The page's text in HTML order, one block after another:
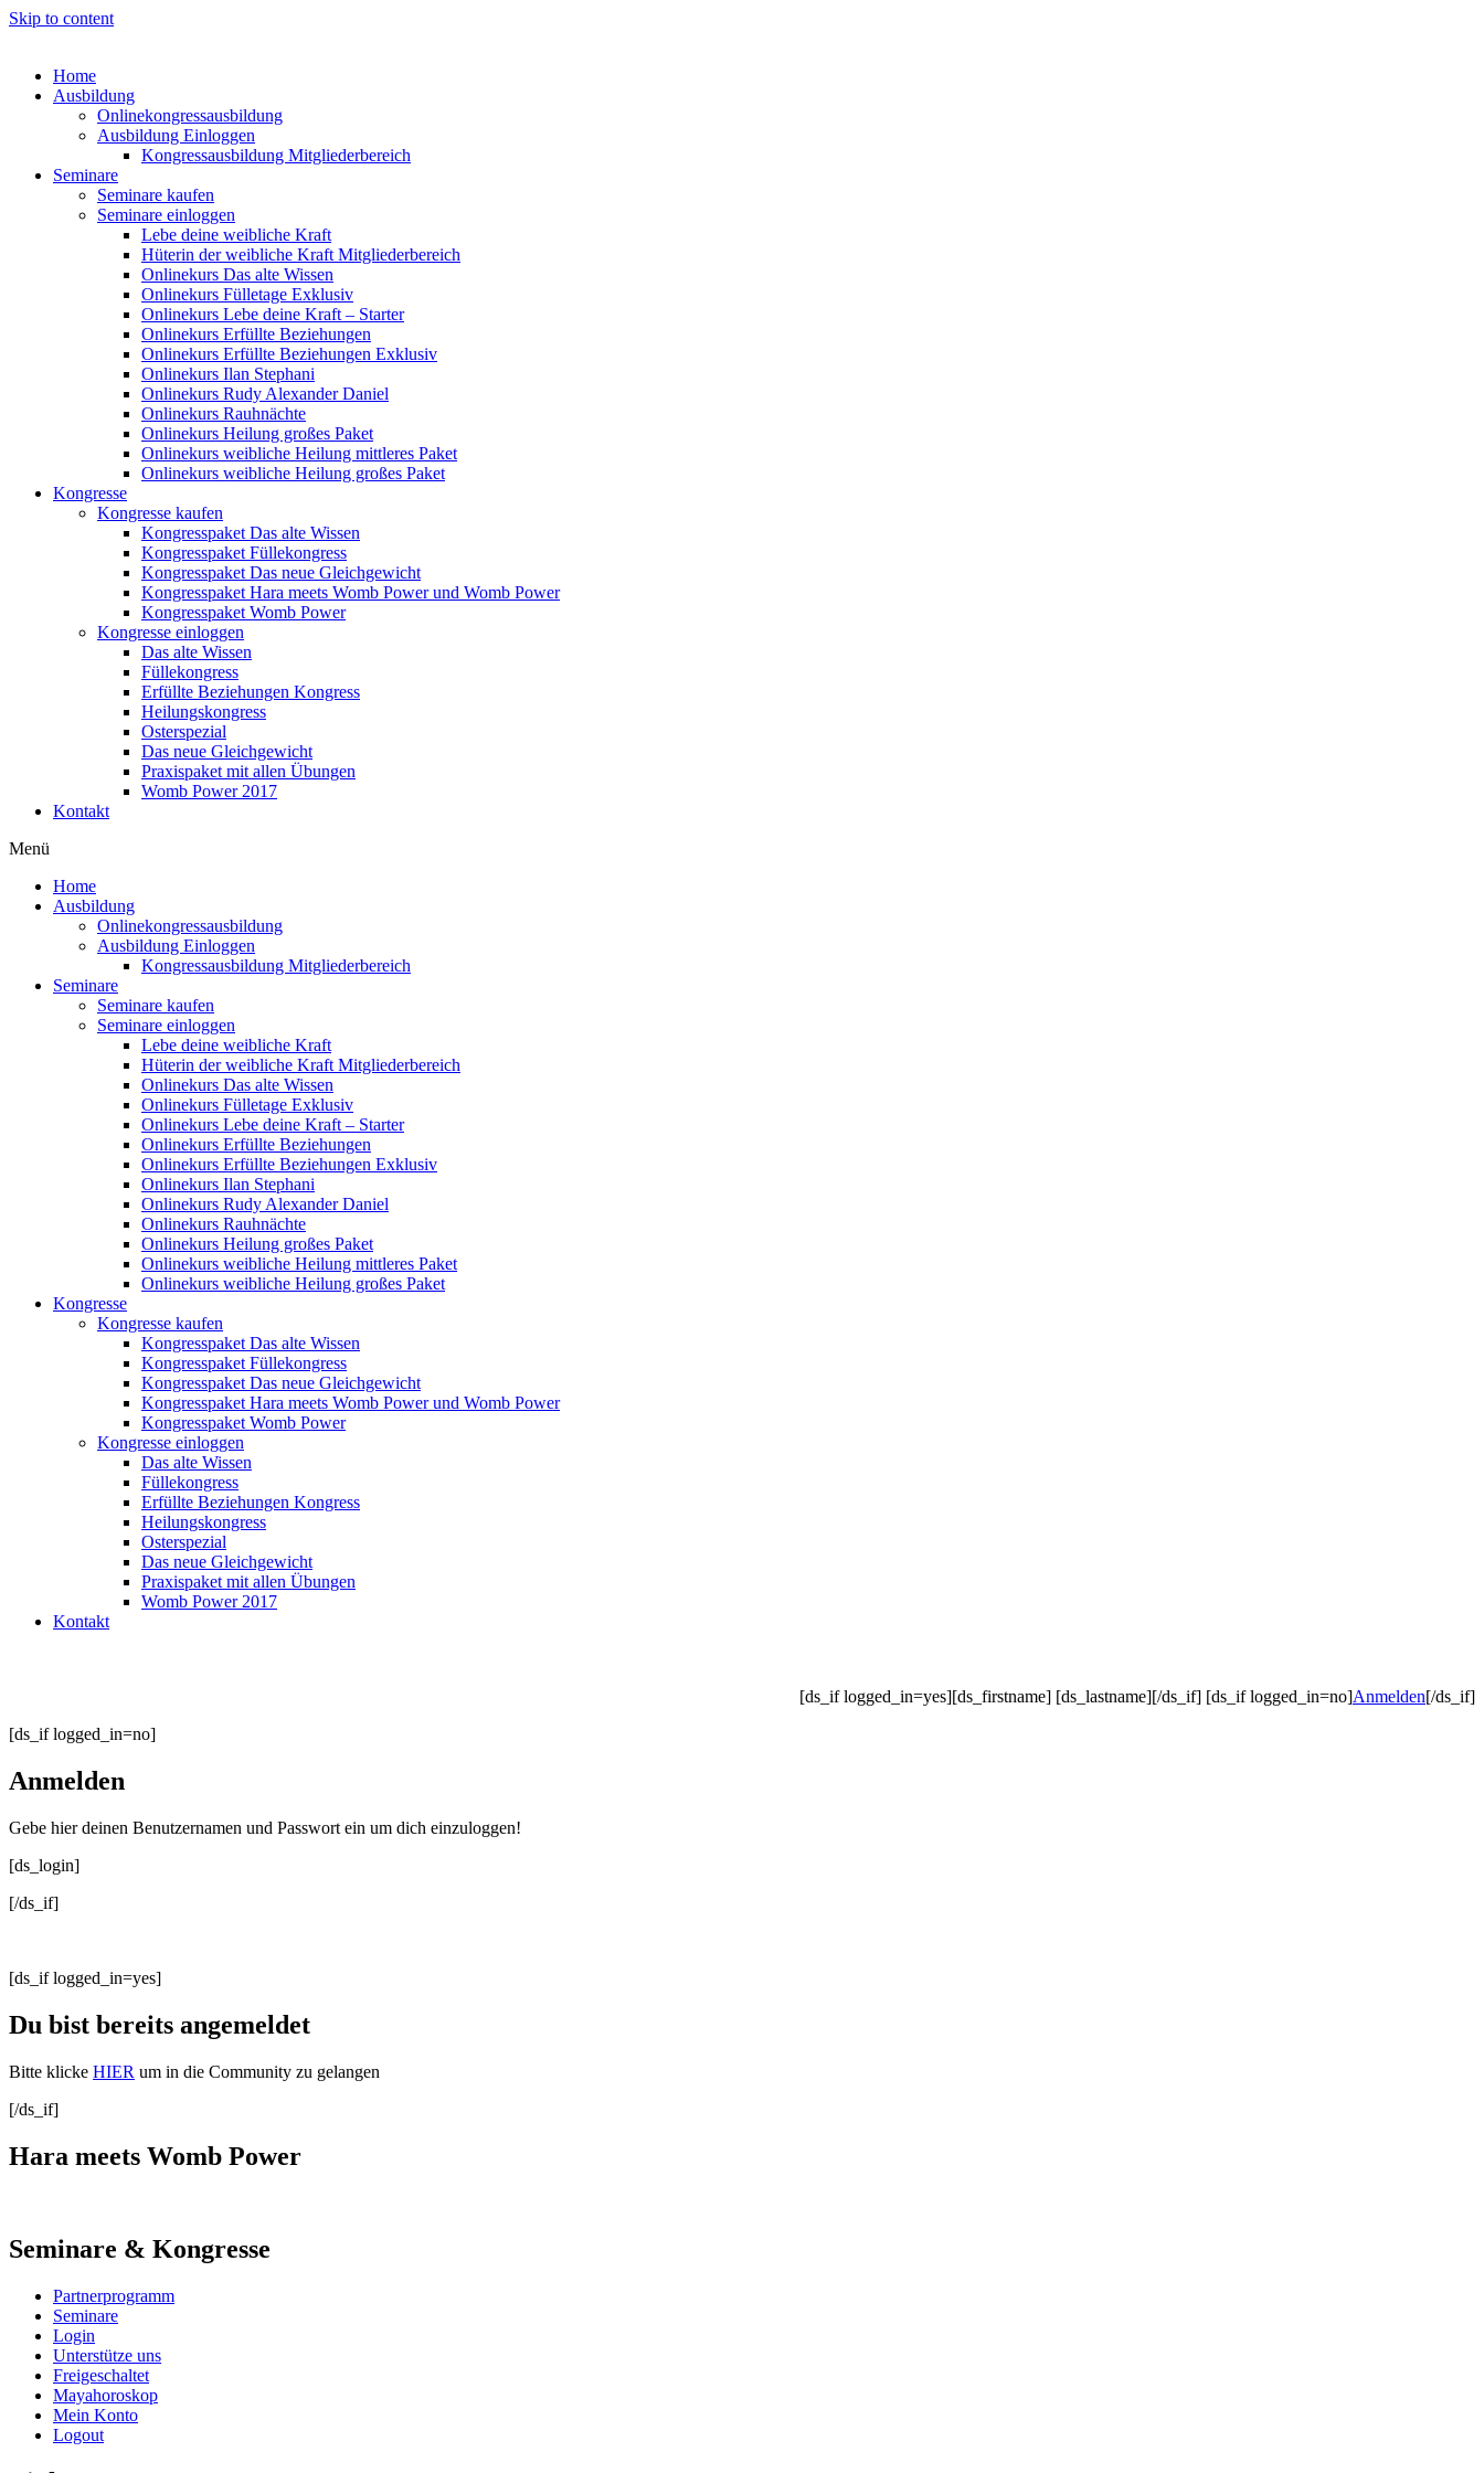
Skip to content
Home
Ausbildung
Onlinekongressausbildung
Ausbildung Einloggen
Kongressausbildung Mitgliederbereich
Seminare
Seminare kaufen
Seminare einloggen
Lebe deine weibliche Kraft
Hüterin der weibliche Kraft Mitgliederbereich
Onlinekurs Das alte Wissen
Onlinekurs Fülletage Exklusiv
Onlinekurs Lebe deine Kraft – Starter
Onlinekurs Erfüllte Beziehungen
Onlinekurs Erfüllte Beziehungen Exklusiv
Onlinekurs Ilan Stephani
Onlinekurs Rudy Alexander Daniel
Onlinekurs Rauhnächte
Onlinekurs Heilung großes Paket
Onlinekurs weibliche Heilung mittleres Paket
Onlinekurs weibliche Heilung großes Paket
Kongresse
Kongresse kaufen
Kongresspaket Das alte Wissen
Kongresspaket Füllekongress
Kongresspaket Das neue Gleichgewicht
Kongresspaket Hara meets Womb Power und Womb Power
Kongresspaket Womb Power
Kongresse einloggen
Das alte Wissen
Füllekongress
Erfüllte Beziehungen Kongress
Heilungskongress
Osterspezial
Das neue Gleichgewicht
Praxispaket mit allen Übungen
Womb Power 2017
Kontakt
Menü
Home
Ausbildung
Onlinekongressausbildung
Ausbildung Einloggen
Kongressausbildung Mitgliederbereich
Seminare
Seminare kaufen
Seminare einloggen
Lebe deine weibliche Kraft
Hüterin der weibliche Kraft Mitgliederbereich
Onlinekurs Das alte Wissen
Onlinekurs Fülletage Exklusiv
Onlinekurs Lebe deine Kraft – Starter
Onlinekurs Erfüllte Beziehungen
Onlinekurs Erfüllte Beziehungen Exklusiv
Onlinekurs Ilan Stephani
Onlinekurs Rudy Alexander Daniel
Onlinekurs Rauhnächte
Onlinekurs Heilung großes Paket
Onlinekurs weibliche Heilung mittleres Paket
Onlinekurs weibliche Heilung großes Paket
Kongresse
Kongresse kaufen
Kongresspaket Das alte Wissen
Kongresspaket Füllekongress
Kongresspaket Das neue Gleichgewicht
Kongresspaket Hara meets Womb Power und Womb Power
Kongresspaket Womb Power
Kongresse einloggen
Das alte Wissen
Füllekongress
Erfüllte Beziehungen Kongress
Heilungskongress
Osterspezial
Das neue Gleichgewicht
Praxispaket mit allen Übungen
Womb Power 2017
Kontakt
[ds_if logged_in=yes][ds_firstname] [ds_lastname][/ds_if] [ds_if logged_in=no]Anmelden[/ds_if]
[ds_if logged_in=no]
Anmelden
Gebe hier deinen Benutzernamen und Passwort ein um dich einzuloggen!
[ds_login]
[/ds_if]
[ds_if logged_in=yes]
Du bist bereits angemeldet
Bitte klicke HIER um in die Community zu gelangen
[/ds_if]
Hara meets Womb Power
Seminare & Kongresse
Partnerprogramm
Seminare
Login
Unterstütze uns
Freigeschaltet
Mayahoroskop
Mein Konto
Logout